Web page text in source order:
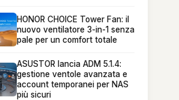
HONOR CHOICE Tower Fan: il
nuovo ventilatore 3-in-1 senza
pale per un comfort totale
ASUSTOR lancia ADM 5.1.4:
gestione ventole avanzata e
account temporanei per NAS
più sicuri